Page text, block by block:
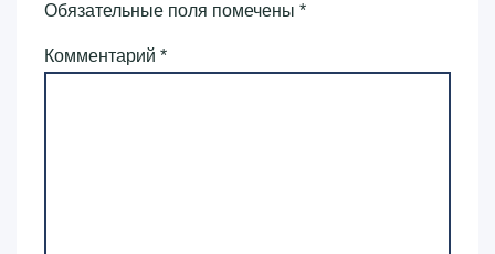
Обязательные поля помечены *
Комментарий *